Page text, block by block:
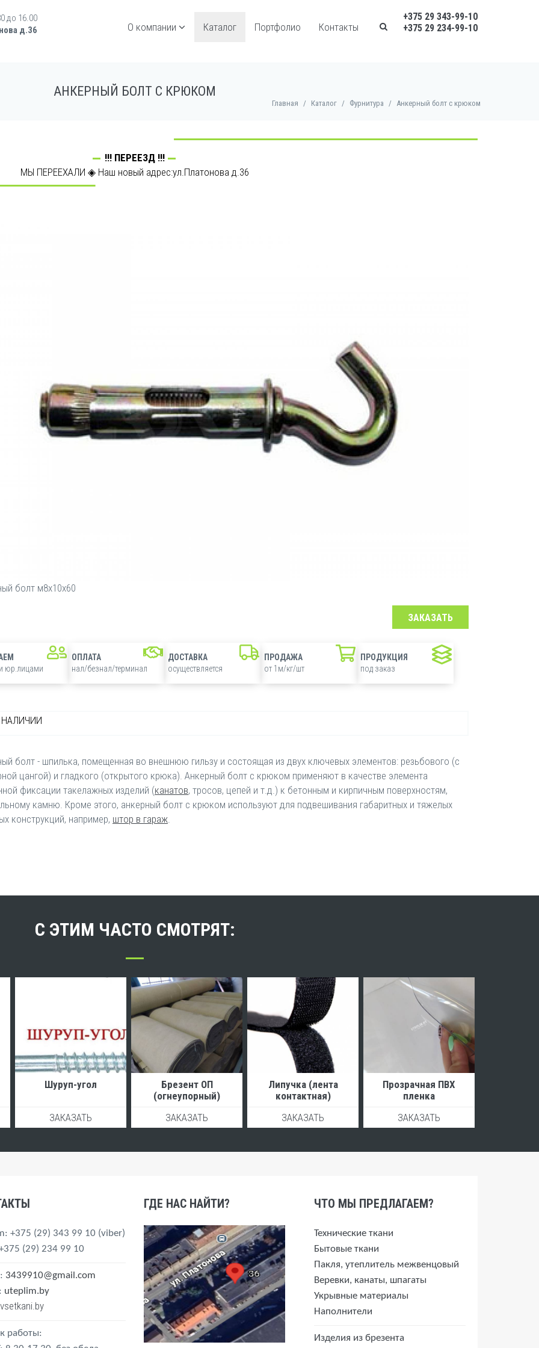
до 16.00
д.36
О компании Каталог Портфолио Контакты
+375 29 343-99-10
+375 29 234-99-10
АНКЕРНЫЙ БОЛТ С КРЮКОМ
Главная / Каталог / Фурнитура / Анкерный болт с крюком
!!! ПЕРЕЕЗД !!!
МЫ ПЕРЕЕХАЛИ ◈ Наш новый адрес:ул.Платонова д.36
болт м8х10х60
ЗАКАЗАТЬ
юр.лицами
ОПЛАТА
нал/безнал/терминал
ДОСТАВКА
осуществляется
ПРОДАЖА
от 1м/кг/шт
ПРОДУКЦИЯ
под заказ
НАЛИЧИИ
болт - шпилька, помещенная во внешнюю гильзу и состоящая из двух ключевых элементов: резьбового (с
цангой) и гладкого (открытого крюка). Анкерный болт с крюком применяют в качестве элемента
фиксации такелажных изделий (канатов, тросов, цепей и т.д.) к бетонным и кирпичным поверхностям,
камню. Кроме этого, анкерный болт с крюком используют для подвешивания габаритных и тяжелых
конструкций, например, штор в гараж.
С ЭТИМ ЧАСТО СМОТРЯТ:
Шуруп-угол
ЗАКАЗАТЬ
Брезент ОП
(огнеупорный)
ЗАКАЗАТЬ
Липучка (лента
контактная)
ЗАКАЗАТЬ
Прозрачная ПВХ
пленка
ЗАКАЗАТЬ
: +375 (29) 343 99 10 (viber)
(29) 234 99 10
3439910@gmail.com
uteplim.by
vsetkani.by
работы:
ГДЕ НАС НАЙТИ? ЧТО МЫ ПРЕДЛАГАЕМ?
Технические ткани
Бытовые ткани
Пакля, утеплитель межвенцовый
Веревки, канаты, шпагаты
Укрывные материалы
Наполнители
Изделия из брезента